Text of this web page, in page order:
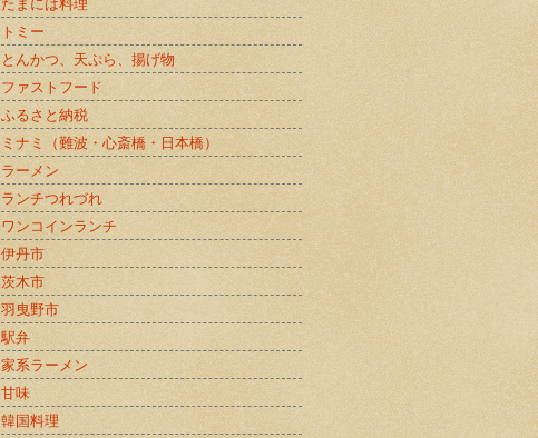
たまには料理
トミー
とんかつ、天ぷら、揚げ物
ファストフード
ふるさと納税
ミナミ（難波・心斎橋・日本橋）
ラーメン
ランチつれづれ
ワンコインランチ
伊丹市
茨木市
羽曳野市
駅弁
家系ラーメン
甘味
韓国料理